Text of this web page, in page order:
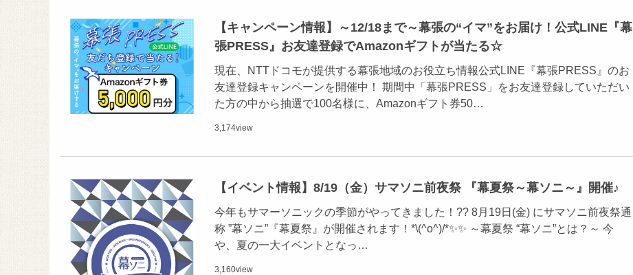
【キャンペーン情報】～12/18まで～幕張の“イマ”をお届け！公式LINE『幕
張PRESS』お友達登録でAmazonギフトが当たる☆
現在、NTTドコモが提供する幕張地域のお役立ち情報公式LINE『幕張PRESS』のお
友達登録キャンペーンを開催中！ 期間中「幕張PRESS」をお友達登録していただい
た方の中から抽選で100名様に、Amazonギフト券50…
3,174view
【イベント情報】8/19（金）サマソニ前夜祭 『幕夏祭～幕ソニ～』開催♪
今年もサマーソニックの季節がやってきました！?? 8月19日(金) にサマソニ前夜祭通
称 ”幕ソニ”『幕夏祭』が開催されます！*\(^o^)/*✨✨ ～幕夏祭 “幕ソニ”とは？～ 今
や、夏の一大イベントとなっ…
3,160view